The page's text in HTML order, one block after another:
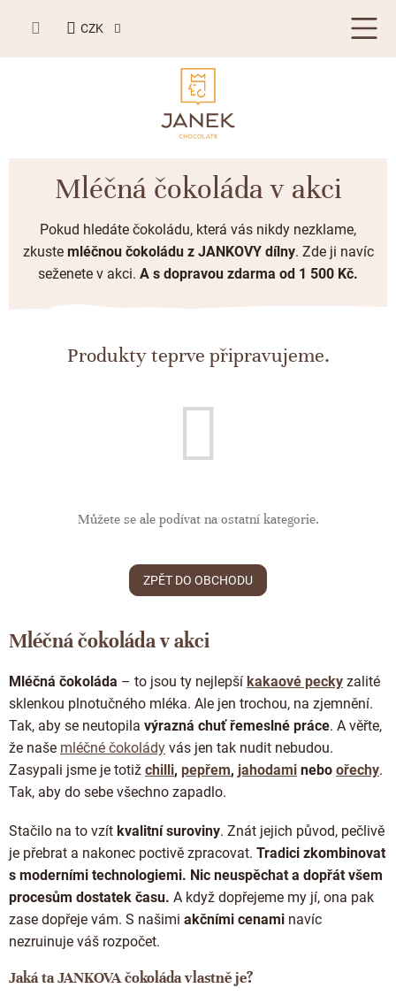
CZK
NÁKUPNÍ
KOŠÍK
BESTSELLERY
Plněné čokolády
Mléčná čokoláda
BONBONIERY, PRALINKY A LANÝŽE
Nugát
Letní dárky ☀️
Návrat do školy
Vánoční čokolády
Exkluzivní (limitované) spolupráce
ZAKÁZKOVÁ VÝROBA
Cibulové chutney
Proteinová čokoláda
Čokoládové nářadí
Snídaňové kaše
Káva - Coffeespot
Ořechy a ovoce
Doplňkový prodej
Čokoládové nápoje
Kokosový cukr
Čokoláda k dalšímu zpracování
Mléčná čokoláda v akci
Pokud hledáte čokoládu, která vás nikdy nezklame,
zkustemléčnou čokoládu z JANKOVY dílny. Zde ji navíc
seženete v akci. A s dopravou zdarma od 1 500 Kč.
Produkty teprve připravujeme.
Můžete se ale podívat na ostatní kategorie.
ZPĚT DO OBCHODU
Mléčná čokoláda v akci
Mléčná čokoláda – to jsou ty nejlepší kakaové pecky zalité
sklenkou plnotučného mléka. Ale jen trochou, na zjemnění.
Tak, aby se neutopila výrazná chuť řemeslné práce. A věřte,
že naše mléčné čokolády vás jen tak nudit nebudou.
Zasypali jsme je totiž chilli, pepřem, jahodami nebo ořechy.
Tak, aby do sebe všechno zapadlo.
Stačilo na to vzít kvalitní suroviny. Znát jejich původ, pečlivě
je přebrat a nakonec poctivě zpracovat. Tradici zkombinovat
s moderními technologiemi. Nic neuspěchat a dopřát všem
procesům dostatek času. A když dopřejeme my jí, ona pak
zase dopřeje vám. S našimi akčními cenami navíc
nezruinuje váš rozpočet.
Jaká ta JANKOVA čokoláda vlastně je?